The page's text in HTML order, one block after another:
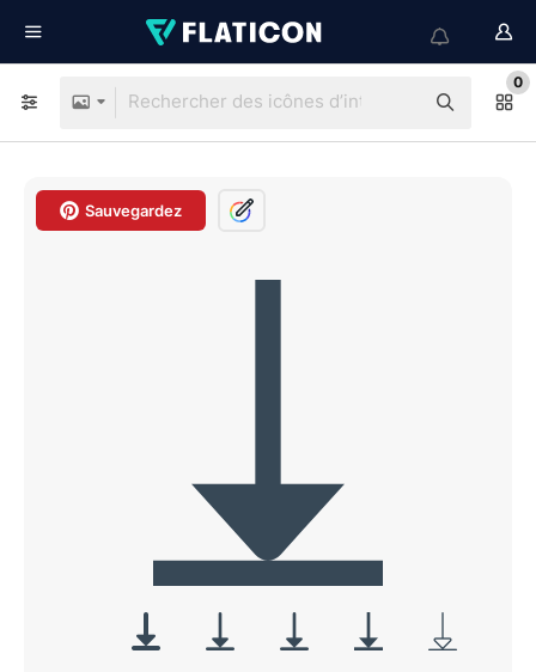
0
Sauvegardez